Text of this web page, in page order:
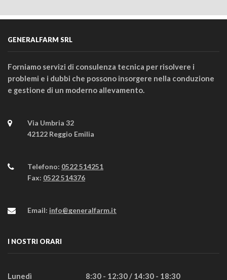
GENERALFARM SRL
Forniamo servizi di consulenza tecnica per risolvere i
problemi e i dubbi che possono insorgere nella conduzione
e gestione di un moderno allevamento.
Via Umbria 32
42122 Reggio Emilia
Telefono: 0522 514251
Fax: 0522 514376
Email: info@generalfarm.it
I NOSTRI ORARI
Lunedì 8:30 - 12:30 / 14:30 - 18:30